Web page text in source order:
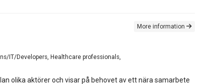
IT/Developers, Healthcare professionals,
More information
olika aktörer och visar på behovet av ett nära samarbete